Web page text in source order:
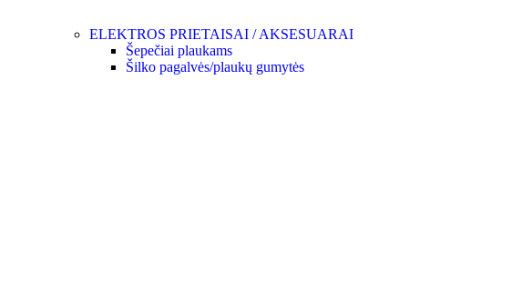
ELEKTROS PRIETAISAI / AKSESUARAI
Šepečiai plaukams
Šilko pagalvės/plaukų gumytės